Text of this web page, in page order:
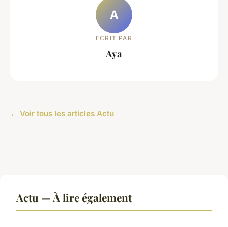
A
ECRIT PAR
Aya
← Voir tous les articles Actu
Actu — À lire également